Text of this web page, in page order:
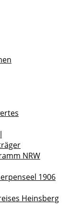
NRW
1906
Heinsberg